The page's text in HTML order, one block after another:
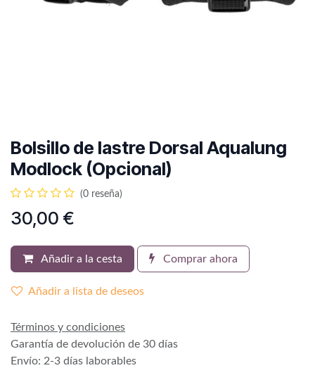
Bolsillo de lastre Dorsal Aqualung
Modlock (Opcional)
(0 reseña)
30,00 €
Añadir a la cesta Comprar ahora
Añadir a lista de deseos
Términos y condiciones
Garantía de devolución de 30 días
Envío: 2-3 días laborables